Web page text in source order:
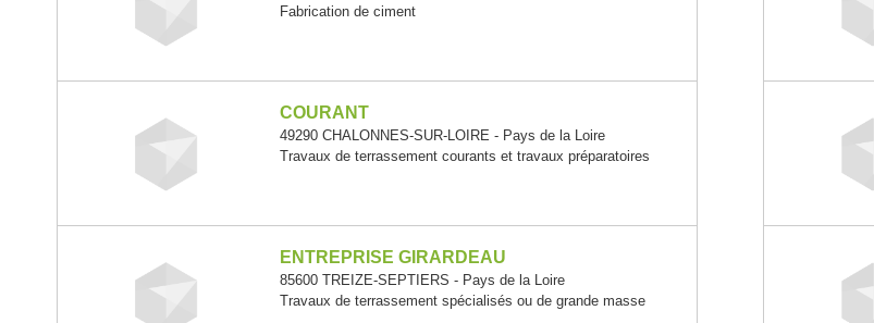
Fabrication de ciment
COURANT
49290 CHALONNES-SUR-LOIRE - Pays de la Loire
Travaux de terrassement courants et travaux préparatoires
ENTREPRISE GIRARDEAU
85600 TREIZE-SEPTIERS - Pays de la Loire
Travaux de terrassement spécialisés ou de grande masse